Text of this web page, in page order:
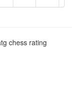
chess rating